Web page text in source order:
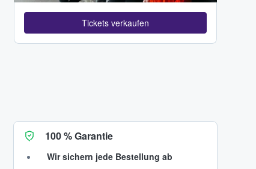
Tickets verkaufen
100 % Garantie
Wir sichern jede Bestellung ab